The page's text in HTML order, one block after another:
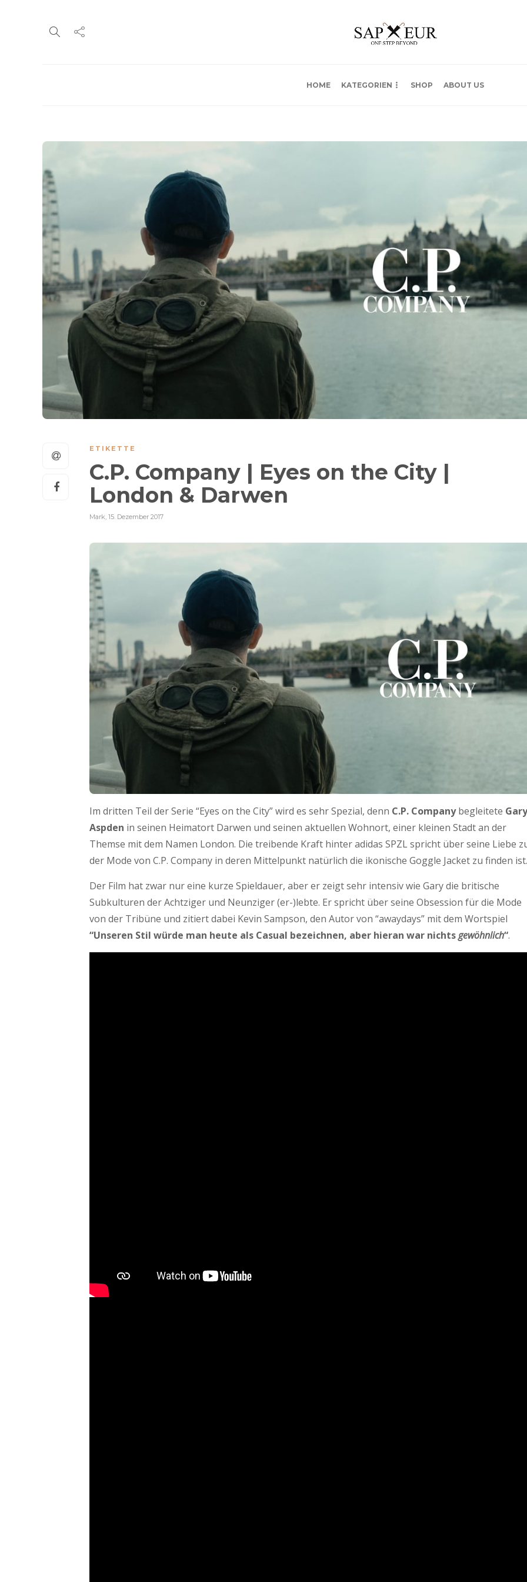
HOME KATEGORIEN SHOP ABOUT US
ETIKETTE
C.P. Company | Eyes on the City |
London & Darwen
Mark 15. Dezember 2017
Im dritten Teil der Serie “Eyes on the City” wird es sehr Spezial, denn C.P. Companybegleitete Gary
Aspden in seinen Heimatort Darwen und seinen aktuellen Wohnort, einer kleinen Stadt an der
Themse mit dem Namen London. Die treibende Kraft hinter adidas SPZL spricht über seine Liebe
der Mode von C.P. Company in deren Mittelpunkt natürlich die ikonische Goggle Jacket zu finden ist.
Der Film hat zwar nur eine kurze Spieldauer, aber er zeigt sehr intensiv wie Gary die britische
Subkulturen der Achtziger und Neunziger (er-)lebte. Er spricht über seine Obsession für die Mode
von der Tribüne und zitiert dabei Kevin Sampson, den Autor von “awaydays” mit dem Wortspiel
“Unseren Stil würde man heute als Casual bezeichnen, aber hieran war nichtsgewöhnlich“.